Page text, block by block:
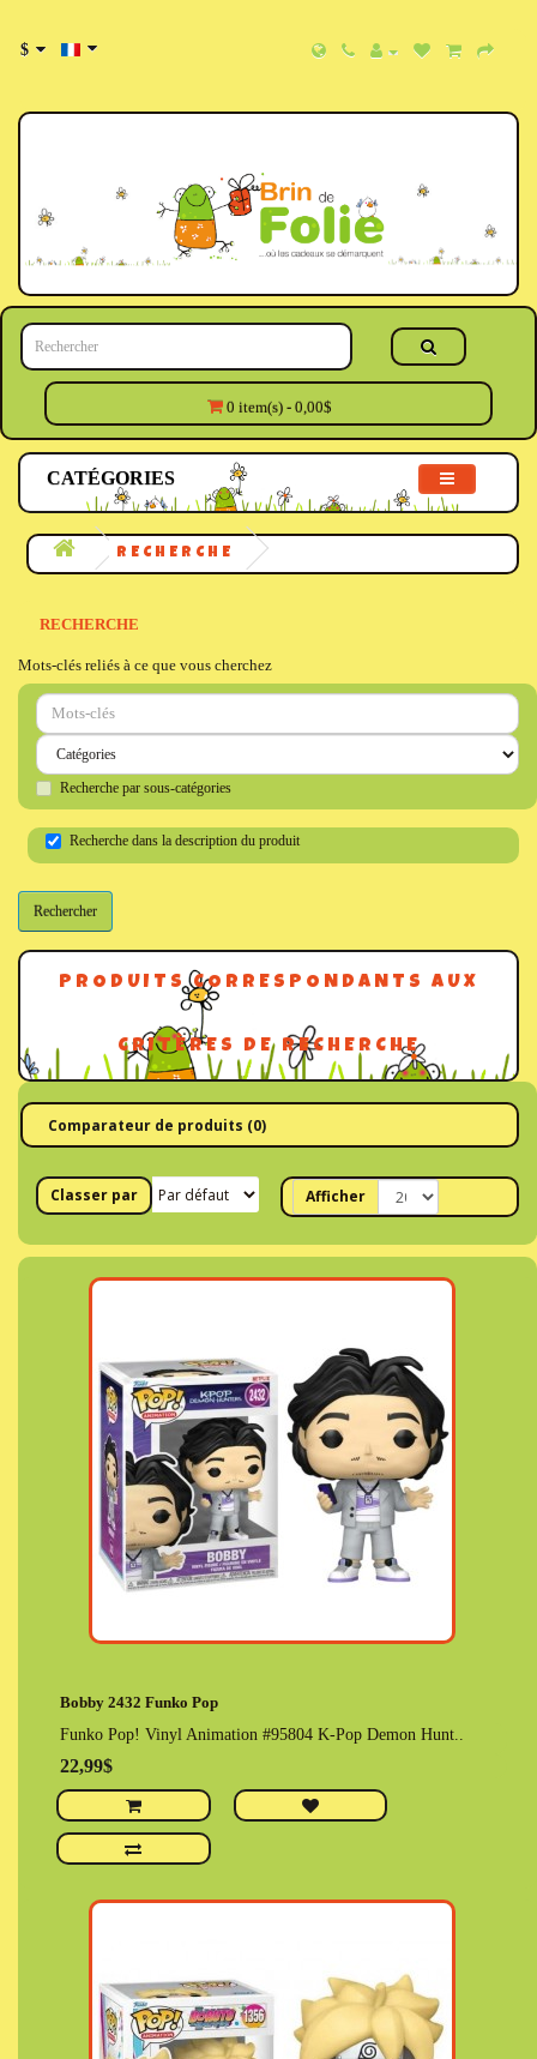
$
0 item(s) - 0,00$
CATÉGORIES
RECHERCHE
RECHERCHE
Mots-clés reliés à ce que vous cherchez
Recherche par sous-catégories
Recherche dans la description du produit
PRODUITS CORRESPONDANTS AUX
CRITÈRES DE RECHERCHE
Comparateur de produits (0)
Classer par Afficher
Bobby 2432 Funko Pop
Funko Pop! Vinyl Animation #95804 K-Pop Demon Hunt..
22,99$